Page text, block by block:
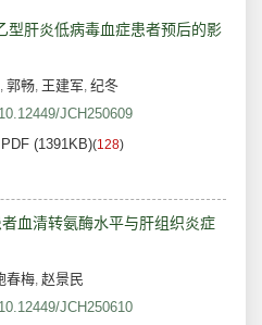
型肝炎低病毒血症患者预后的影
, 郭畅, 王建军, 纪冬
10.12449/JCH250609
PDF (1391KB)(128)
血清转氨酶水平与肝组织炎症
春梅, 赵景民
10.12449/JCH250610